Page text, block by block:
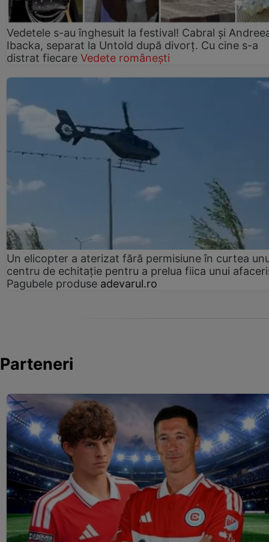
Vedetele s-au înghesuit la festival! Cabral și
Ibacka, separat la Untold după divorț. Cu cine s-a
distrat fiecare Vedete românești
Un elicopter a aterizat fără permisiune în curtea
centru de echitație pentru a prelua fiica unui
Pagubele produse adevarul.ro
Parteneri